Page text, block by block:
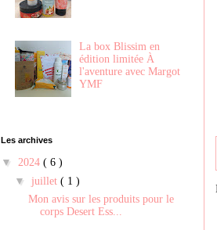
La box Blissim en
édition limitée À
l'aventure avec Margot
YMF
Les archives
▼ 2024 ( 6 )
▼ juillet ( 1 )
Mon avis sur les produits pour le
corps Desert Ess...